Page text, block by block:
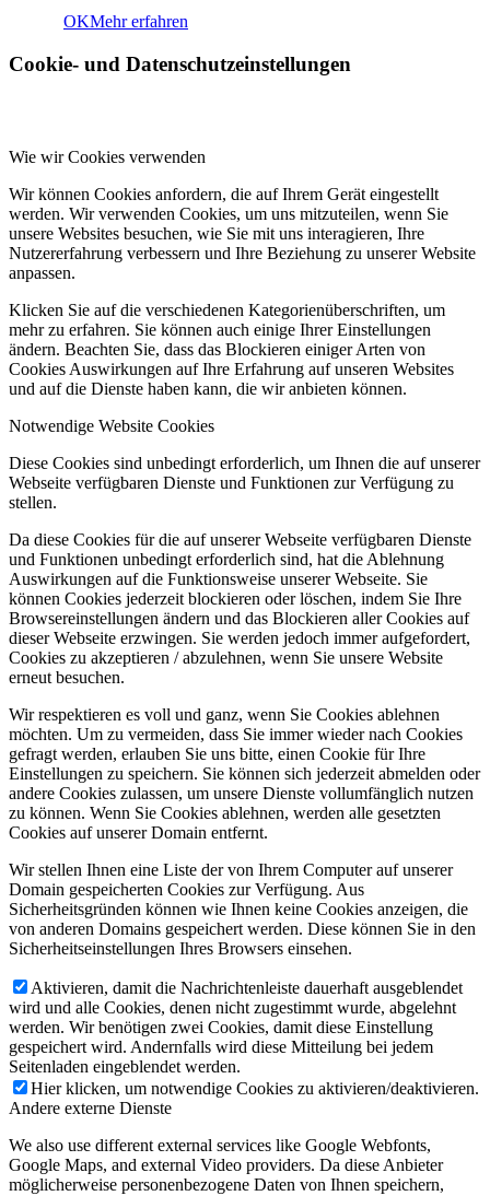
Menü Menü
OKMehr erfahren
Cookie- und Datenschutzeinstellungen
Wie wir Cookies verwenden
Wir können Cookies anfordern, die auf Ihrem Gerät eingestellt
werden. Wir verwenden Cookies, um uns mitzuteilen, wenn Sie
unsere Websites besuchen, wie Sie mit uns interagieren, Ihre
Nutzererfahrung verbessern und Ihre Beziehung zu unserer Website
anpassen.
Klicken Sie auf die verschiedenen Kategorienüberschriften, um
mehr zu erfahren. Sie können auch einige Ihrer Einstellungen
ändern. Beachten Sie, dass das Blockieren einiger Arten von
Cookies Auswirkungen auf Ihre Erfahrung auf unseren Websites
und auf die Dienste haben kann, die wir anbieten können.
Notwendige Website Cookies
Diese Cookies sind unbedingt erforderlich, um Ihnen die auf unserer
Webseite verfügbaren Dienste und Funktionen zur Verfügung zu
stellen.
Da diese Cookies für die auf unserer Webseite verfügbaren Dienste
und Funktionen unbedingt erforderlich sind, hat die Ablehnung
Auswirkungen auf die Funktionsweise unserer Webseite. Sie
können Cookies jederzeit blockieren oder löschen, indem Sie Ihre
Browsereinstellungen ändern und das Blockieren aller Cookies auf
dieser Webseite erzwingen. Sie werden jedoch immer aufgefordert,
Cookies zu akzeptieren / abzulehnen, wenn Sie unsere Website
erneut besuchen.
Wir respektieren es voll und ganz, wenn Sie Cookies ablehnen
möchten. Um zu vermeiden, dass Sie immer wieder nach Cookies
gefragt werden, erlauben Sie uns bitte, einen Cookie für Ihre
Einstellungen zu speichern. Sie können sich jederzeit abmelden oder
andere Cookies zulassen, um unsere Dienste vollumfänglich nutzen
zu können. Wenn Sie Cookies ablehnen, werden alle gesetzten
Cookies auf unserer Domain entfernt.
Wir stellen Ihnen eine Liste der von Ihrem Computer auf unserer
Domain gespeicherten Cookies zur Verfügung. Aus
Sicherheitsgründen können wie Ihnen keine Cookies anzeigen, die
von anderen Domains gespeichert werden. Diese können Sie in den
Sicherheitseinstellungen Ihres Browsers einsehen.
Aktivieren, damit die Nachrichtenleiste dauerhaft ausgeblendet
wird und alle Cookies, denen nicht zugestimmt wurde, abgelehnt
werden. Wir benötigen zwei Cookies, damit diese Einstellung
gespeichert wird. Andernfalls wird diese Mitteilung bei jedem
Seitenladen eingeblendet werden.
Hier klicken, um notwendige Cookies zu aktivieren/deaktivieren.
Andere externe Dienste
We also use different external services like Google Webfonts,
Google Maps, and external Video providers. Da diese Anbieter
möglicherweise personenbezogene Daten von Ihnen speichern,